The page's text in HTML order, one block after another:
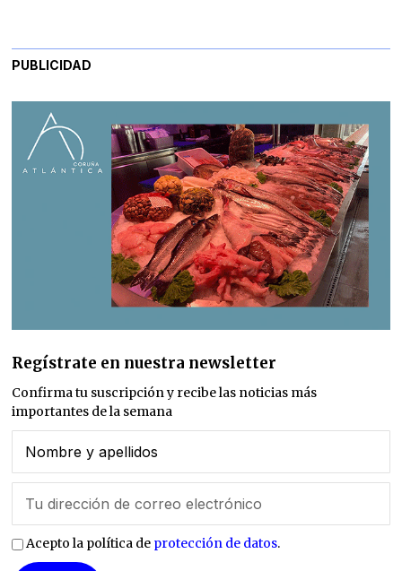
PUBLICIDAD
Regístrate en nuestra newsletter
Confirma tu suscripción y recibe las noticias más
importantes de la semana
Acepto la política de protección de datos.